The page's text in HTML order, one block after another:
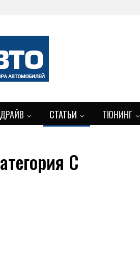
СТАТЬИ ТЮНИНГ
С